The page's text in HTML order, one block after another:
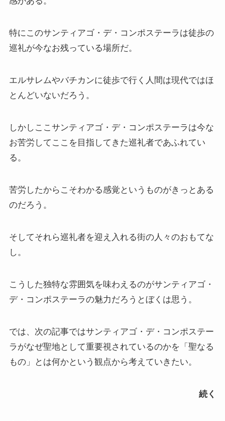
特にこのサンティアゴ・デ・コンポステーラは徒歩の
巡礼が今なお残っている場所だ。
エルサレムやバチカンに徒歩で行く人間は現代ではほ
とんどいないだろう。
しかしここサンティアゴ・デ・コンポステーラは今な
お苦労してここを目指してきた巡礼者であふれてい
る。
苦労したからこそわかる感覚というものがきっとある
のだろう。
そしてそれら巡礼者を迎え入れる街の人々のおもてな
し。
こうした独特な雰囲気を味わえるのがサンティアゴ・
デ・コンポステーラの魅力だろうとぼくは思う。
では、次の記事ではサンティアゴ・デ・コンポステー
ラがなぜ聖地として重要視されているのかを「聖なる
もの」とは何かという観点から考えていきたい。
続く